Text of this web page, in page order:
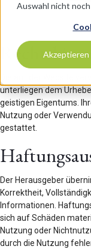
Auswahl nicht
Akzeptieren
Die auf der Website
unterliegen dem
geistigen Eigentums.
Nutzung oder
gestattet.
Der Herausgeber
Korrektheit,
Informationen.
sich auf Schäden
Nutzung oder
durch die Nutzung